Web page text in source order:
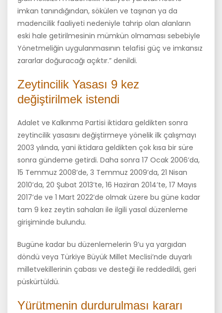
imkan tanındığından, sökülen ve taşınan ya da
madencilik faaliyeti nedeniyle tahrip olan alanların
eski hale getirilmesinin mümkün olmaması sebebiyle
Yönetmeliğin uygulanmasının telafisi güç ve imkansız
zararlar doğuracağı açıktır.” denildi.
Zeytincilik Yasası 9 kez
değiştirilmek istendi
Adalet ve Kalkınma Partisi iktidara geldikten sonra
zeytincilik yasasını değiştirmeye yönelik ilk çalışmayı
2003 yılında, yani iktidara geldikten çok kısa bir süre
sonra gündeme getirdi. Daha sonra 17 Ocak 2006’da,
15 Temmuz 2008’de, 3 Temmuz 2009’da, 21 Nisan
2010’da, 20 Şubat 2013’te, 16 Haziran 2014’te, 17 Mayıs
2017’de ve 1 Mart 2022’de olmak üzere bu güne kadar
tam 9 kez zeytin sahaları ile ilgili yasal düzenleme
girişiminde bulundu.
Bugüne kadar bu düzenlemelerin 9’u ya yargıdan
döndü veya Türkiye Büyük Millet Meclisi’nde duyarlı
milletvekillerinin çabası ve desteği ile reddedildi, geri
püskürtüldü.
Yürütmenin durdurulması kararı